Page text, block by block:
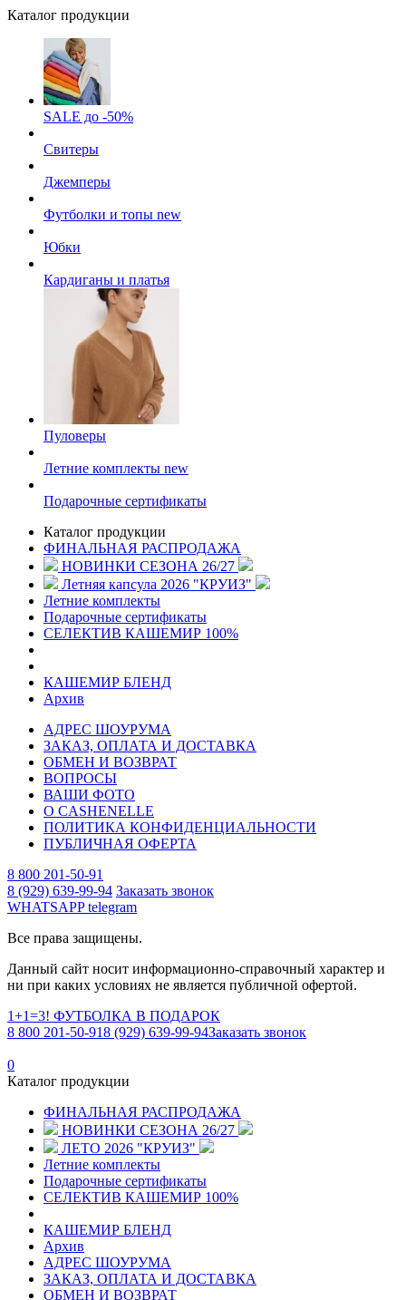
Каталог продукции
SALE до -50%
Свитеры
Джемперы
Футболки и топы new
Юбки
Кардиганы и платья
Пуловеры
Летние комплекты new
Подарочные сертификаты
Каталог продукции
ФИНАЛЬНАЯ РАСПРОДАЖА
НОВИНКИ СЕЗОНА 26/27
Летняя капсула 2026 "КРУИЗ"
Летние комплекты
Подарочные сертификаты
СЕЛЕКТИВ КАШЕМИР 100%
КАШЕМИР БЛЕНД
Архив
АДРЕС ШОУРУМА
ЗАКАЗ, ОПЛАТА И ДОСТАВКА
ОБМЕН И ВОЗВРАТ
ВОПРОСЫ
ВАШИ ФОТО
О CASHENELLE
ПОЛИТИКА КОНФИДЕНЦИАЛЬНОСТИ
ПУБЛИЧНАЯ ОФЕРТА
8 800 201-50-91
8 (929) 639-99-94 Заказать звонок
WHATSAPPtelegram
Все права защищены.
Данный сайт носит информационно-справочный характер и
ни при каких условиях не является публичной офертой.
1+1=3! ФУТБОЛКА В ПОДАРОК
8 800 201-50-918 (929) 639-99-94Заказать звонок
0
Каталог продукции
ФИНАЛЬНАЯ РАСПРОДАЖА
НОВИНКИ СЕЗОНА 26/27
ЛЕТО 2026 "КРУИЗ"
Летние комплекты
Подарочные сертификаты
СЕЛЕКТИВ КАШЕМИР 100%
КАШЕМИР БЛЕНД
Архив
АДРЕС ШОУРУМА
ЗАКАЗ, ОПЛАТА И ДОСТАВКА
ОБМЕН И ВОЗВРАТ